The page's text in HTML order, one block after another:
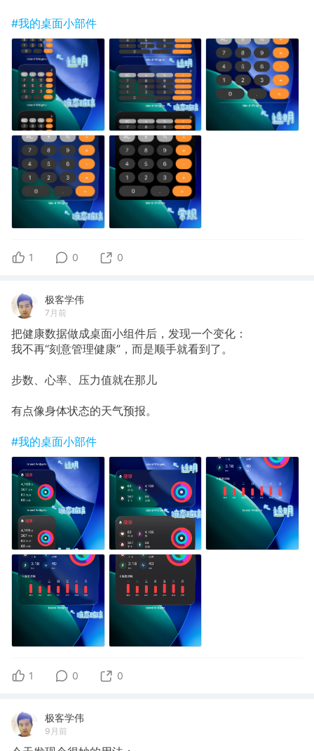
#我的桌面小部件
1 0 0
极客学伟
7月前
把健康数据做成桌面小组件后，发现一个变化：
我不再“刻意管理健康”，而是顺手就看到了。
步数、心率、压力值就在那儿
有点像身体状态的天气预报。
#我的桌面小部件
1 0 0
极客学伟
9月前